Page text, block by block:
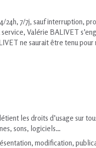
7/7j, sauf interruption,
Valérie BALIVET
ne saurait être tenu
les droits d’usage sur
sons, logiciels…
modification,